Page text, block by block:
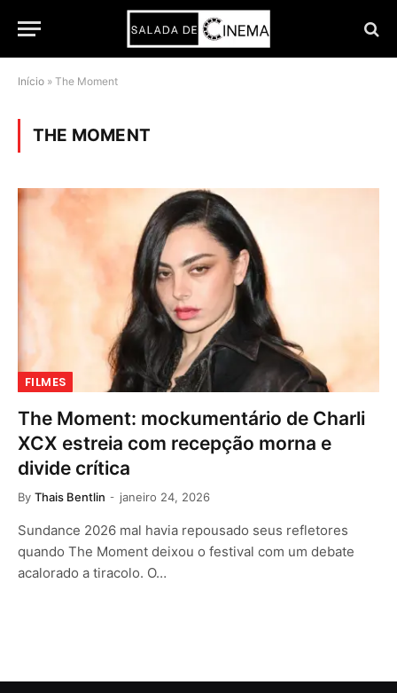
Início » The Moment
THE MOMENT
FILMES
The Moment: mockumentário de Charli
XCX estreia com recepção morna e
divide crítica
By Thais Bentlin janeiro 24, 2026
Sundance 2026 mal havia repousado seus refletores
quando The Moment deixou o festival com um debate
acalorado a tiracolo. O…